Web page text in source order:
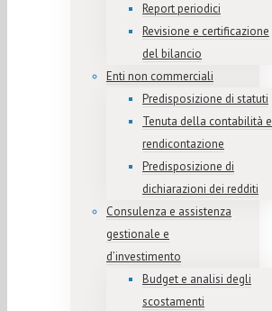
Report periodici
Revisione e certificazione
del bilancio
Enti non commerciali
Predisposizione di statuti
Tenuta della contabilità e
rendicontazione
Predisposizione di
dichiarazioni dei redditi
Consulenza e assistenza
gestionale e
d’investimento
Budget e analisi degli
scostamenti